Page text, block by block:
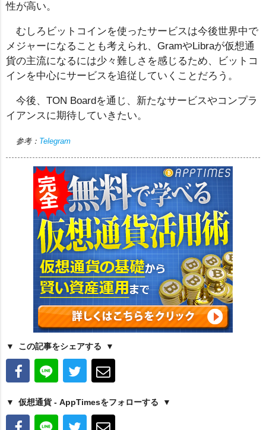
性が高い。
むしろビットコインを使ったサービスは今後世界中で
メジャーになることも考えられ、GramやLibraが仮想通
貨の主流になるには少々難しさを感じるため、ビットコ
インを中心にサービスを追従していくことだろう。
今後、TON Boardを通じ、新たなサービスやコンプラ
イアンスに期待していきたい。
参考： Telegram
この記事をシェアする
仮想通貨 - AppTimesをフォローする